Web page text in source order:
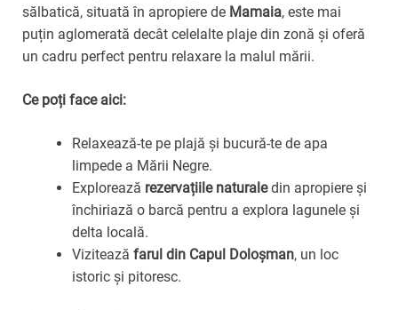
sălbatică, situată în apropiere de Mamaia, este mai
puțin aglomerată decât celelalte plaje din zonă și oferă
un cadru perfect pentru relaxare la malul mării.
Ce poți face aici:
Relaxează-te pe plajă și bucură-te de apa
limpede a Mării Negre.
Explorează rezervațiile naturaledin apropiere și
închiriază o barcă pentru a explora lagunele și
delta locală.
Vizitează farul din Capul Doloșman, un loc
istoric și pitoresc.